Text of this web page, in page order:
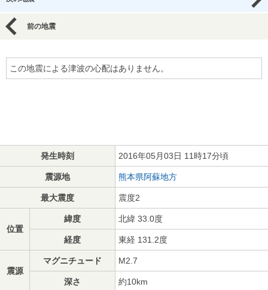
前の地震
この地震による津波の心配はありません。
発生時刻 2016年05月03日 11時17分頃
震源地 熊本県阿蘇地方
最大震度 震度2
位置
緯度 北緯 33.0度
経度 東経 131.2度
震源
マグニチュード M2.7
深さ 約10km